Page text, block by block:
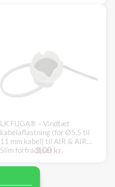
LK FUGA® – Vindtæt
kabelaflastning (for Ø5,5 til
11 mm kabel) til AIR & AIR
Slim forfradåser
3,00 kr.